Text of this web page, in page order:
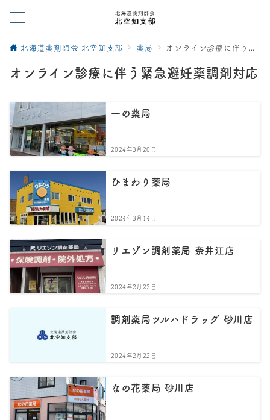
北海道薬剤師会 北空知支部 薬局 オンライン診療に伴う緊急避妊薬調剤対応
オンライン診療に伴う緊急避妊薬調剤対応
一の薬局
2024年3月20日
ひまわり薬局
2024年3月14日
リエゾン調剤薬局 奈井江店
2024年2月22日
調剤薬局ツルハドラッグ 砂川店
2024年2月22日
なの花薬局 砂川店